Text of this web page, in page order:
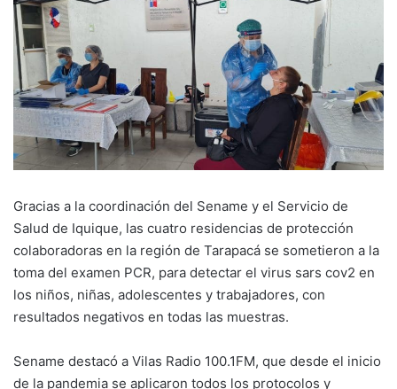
Gracias a la coordinación del Sename y el Servicio de
Salud de Iquique, las cuatro residencias de protección
colaboradoras en la región de Tarapacá se sometieron a la
toma del examen PCR, para detectar el virus sars cov2 en
los niños, niñas, adolescentes y trabajadores, con
resultados negativos en todas las muestras.
Sename destacó a Vilas Radio 100.1FM, que desde el inicio
de la pandemia se aplicaron todos los protocolos y